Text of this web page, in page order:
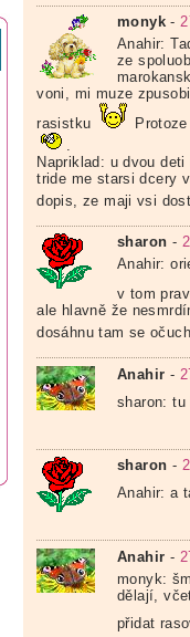
monyk -
Anahir:
ze
voni, mi muze
rasistku
.
Napriklad: u dvou
tride me starsi dcery
dopis, ze maji vsi
sharon -
Anahir:
v tom
ale hlavně že
dosáhnu tam se
Anahir -
sharon: tu
sharon -
Anahir: a
Anahir -
monyk:
dělají,
přidat